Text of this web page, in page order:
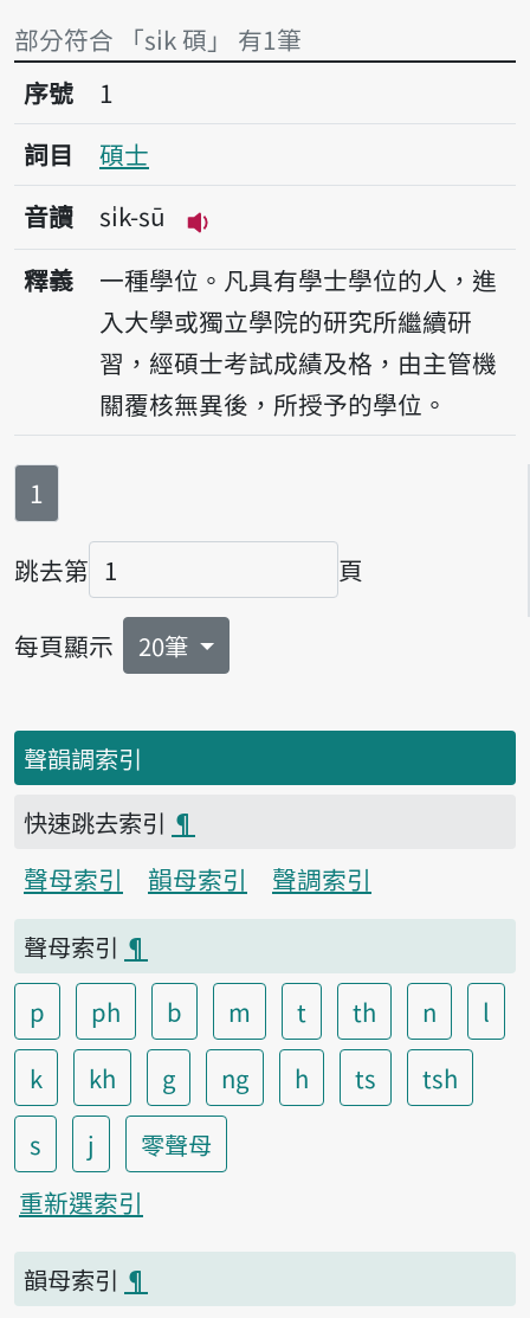
部分符合 「si̍k 碩」 有1筆
序號1碩士
序號
1
詞目
碩士
音讀
si̍k-sū
播放音讀si̍k-sū
釋義
一種學位。凡具有學士學位的人，進
入大學或獨立學院的研究所繼續研
習，經碩士考試成績及格，由主管機
關覆核無異後，所授予的學位。
第
1
跳去第
頁碼
頁
每頁顯示 20筆
聲韻調索引
快速跳去索引 ¶
聲母索引
韻母索引
聲調索引
聲母索引 ¶
p
ph b m t th n
l
k
kh g ng h ts
tsh
s
j
零聲母
重新選索引
韻母索引 ¶